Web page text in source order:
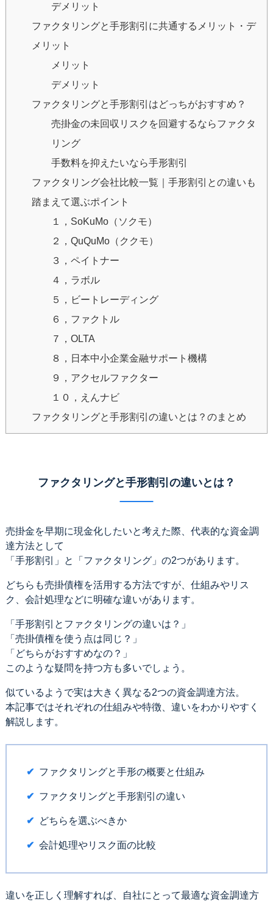
デメリット
ファクタリングと手形割引に共通するメリット・デ
メリット
メリット
デメリット
ファクタリングと手形割引はどっちがおすすめ？
売掛金の未回収リスクを回避するならファクタ
リング
手数料を抑えたいなら手形割引
ファクタリング会社比較一覧｜手形割引との違いも
踏まえて選ぶポイント
１，SoKuMo（ソクモ）
２，QuQuMo（ククモ）
３，ペイトナー
４，ラボル
５，ビートレーディング
６，ファクトル
７，OLTA
８，日本中小企業金融サポート機構
９，アクセルファクター
１０，えんナビ
ファクタリングと手形割引の違いとは？のまとめ
ファクタリングと手形割引の違いとは？
売掛金を早期に現金化したいと考えた際、代表的な資金調
達方法として
「手形割引」と「ファクタリング」の2つがあります。
どちらも売掛債権を活用する方法ですが、仕組みやリス
ク、会計処理などに明確な違いがあります。
「手形割引とファクタリングの違いは？」
「売掛債権を使う点は同じ？」
「どちらがおすすめなの？」
このような疑問を持つ方も多いでしょう。
似ているようで実は大きく異なる2つの資金調達方法。
本記事ではそれぞれの仕組みや特徴、違いをわかりやすく
解説します。
ファクタリングと手形の概要と仕組み
ファクタリングと手形割引の違い
どちらを選ぶべきか
会計処理やリスク面の比較
違いを正しく理解すれば、自社にとって最適な資金調達方